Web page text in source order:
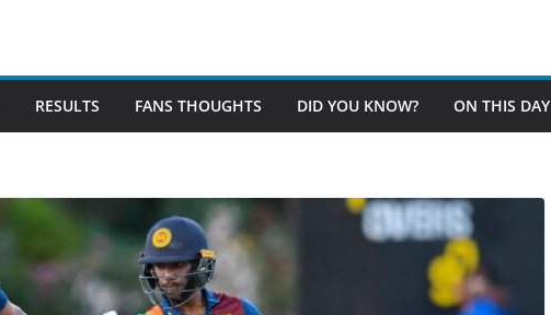
RESULTS FANS THOUGHTS DID YOU KNOW? ON THIS DAY